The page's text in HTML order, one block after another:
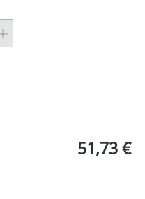
51,73 €